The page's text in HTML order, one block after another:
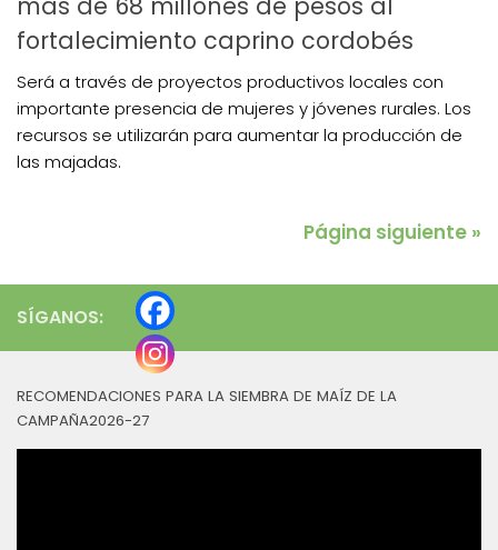
fortalecimiento caprino cordobés
Será a través de proyectos productivos locales con
importante presencia de mujeres y jóvenes rurales. Los
recursos se utilizarán para aumentar la producción de
las majadas.
Página siguiente »
SÍGANOS:
RECOMENDACIONES PARA LA SIEMBRA DE MAÍZ DE LA
CAMPAÑA2026-27